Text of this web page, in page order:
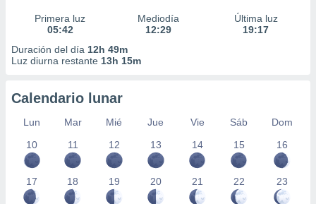
Primera luz
05:42
Mediodía
12:29
Última luz
19:17
Duración del día 12h 49m
Luz diurna restante 13h 15m
Calendario lunar
Lun Mar Mié Jue Vie Sáb
Dom
10
11 12 13 14 15 16
17 18 19 20 21 22 23